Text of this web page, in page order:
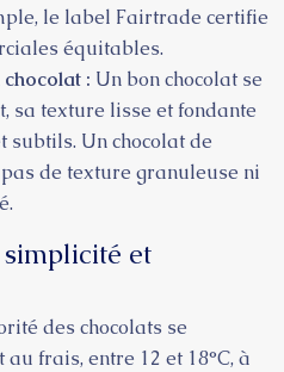
le label Fairtrade certifie
équitables.
: Un bon chocolat se
sa texture lisse et fondante
subtils. Un chocolat de
de texture granuleuse ni
et
des chocolats se
frais, entre 12 et 18°C, à